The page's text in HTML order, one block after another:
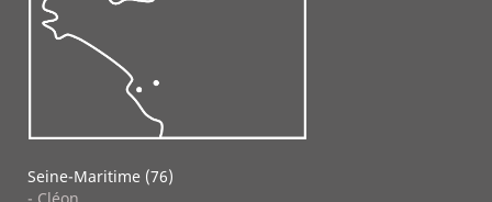
Seine-Maritime (76)